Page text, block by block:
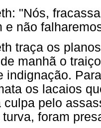
"Nós,
e não
traça os
manhã o
indignação.
os lacaios
culpa pelo
foram